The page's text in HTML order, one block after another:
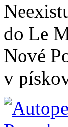
do Le
Nové
v